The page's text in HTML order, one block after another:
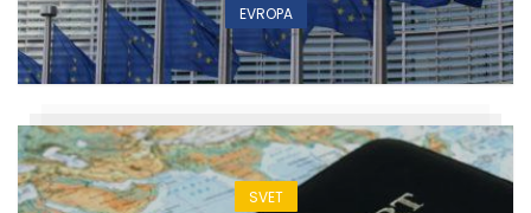
EVROPA
SVET